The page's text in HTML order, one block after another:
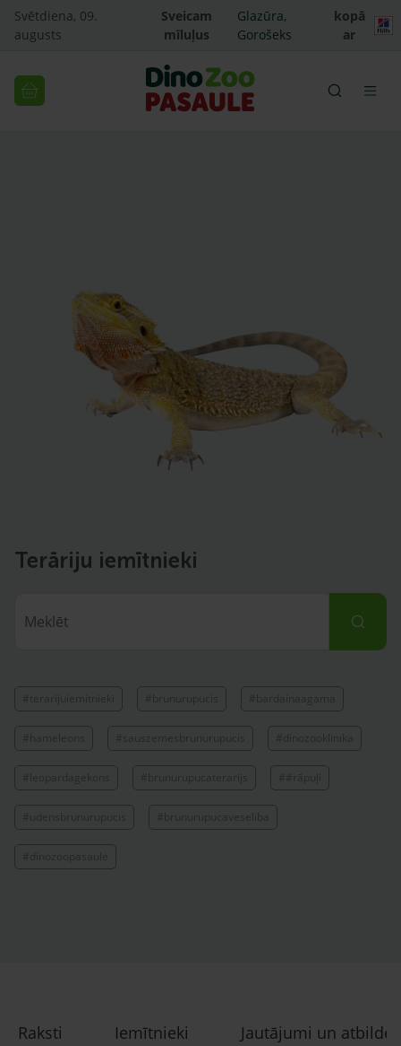
Svētdiena, 09.
augusts
Sveicam
mīluļus
Glazūra,
Gorošeks
kopā
ar
Terāriju iemītnieki
#terarijuiemitnieki #brunurupucis #bardainaagama
#hameleons #sauszemesbrunurupucis #dinozooklinika
#leopardagekons #brunurupucaterarijs ##rāpuļi
#udensbrunurupucis #brunurupucaveseliba
#dinozoopasaule
Raksti Iemītnieki Jautājumi un atbildes